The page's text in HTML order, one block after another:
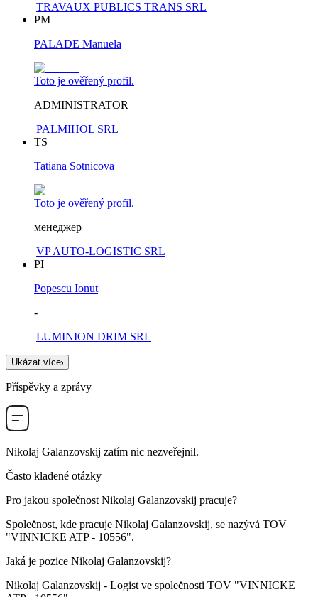
|TRAVAUX PUBLICS TRANS SRL
PM
PALADE Manuela
Toto je ověřený profil.
ADMINISTRATOR
|PALMIHOL SRL
TS
Tatiana Sotnicova
Toto je ověřený profil.
менеджер
|VP AUTO-LOGISTIC SRL
PI
Popescu Ionut
-
|LUMINION DRIM SRL
Ukázat více
Příspěvky a zprávy
Nikolaj Galanzovskij zatím nic nezveřejnil.
Často kladené otázky
Pro jakou společnost Nikolaj Galanzovskij pracuje?
Společnost, kde pracuje Nikolaj Galanzovskij, se nazývá TOV
"VINNICKE ATP - 10556".
Jaká je pozice Nikolaj Galanzovskij?
Nikolaj Galanzovskij - Logist ve společnosti TOV "VINNICKE